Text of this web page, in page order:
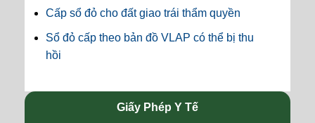
Cấp sổ đỏ cho đất giao trái thẩm quyền
Sổ đỏ cấp theo bản đồ VLAP có thể bị thu
hồi
Giấy Phép Y Tế